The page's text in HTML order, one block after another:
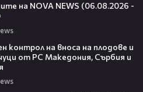
на NOVA NEWS (06.08.2026 -
контрол на вноса на плодове и
от РС Македония, Сърбия и